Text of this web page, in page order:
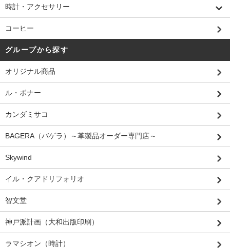
時計・アクセサリー
コーヒー
グループから探す
オリジナル商品
ル・ボナー
カンダミサコ
BAGERA（バゲラ）～革製品オーダー専門店～
Skywind
イル・クアドリフォリオ
智文堂
神戸派計画（大和出版印刷）
ラマシオン（時計）